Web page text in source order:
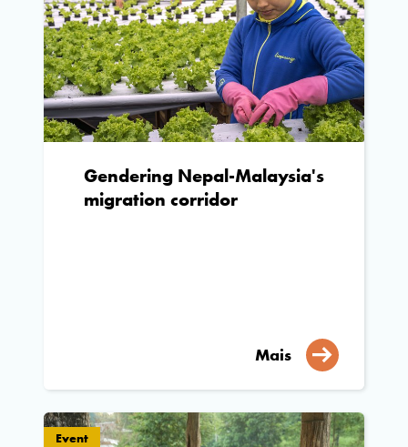
Gendering Nepal-Malaysia's
migration corridor
Mais
Event